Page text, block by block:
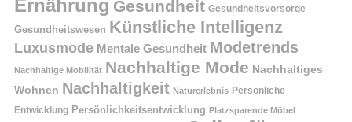
Ernährung Gesundheit Gesundheitsvorsorge
Gesundheitswesen Künstliche Intelligenz
Luxusmode Mentale Gesundheit Modetrends
Nachhaltige Mobilität Nachhaltige Mode Nachhaltiges
Wohnen Nachhaltigkeit Naturerlebnis Persönliche
Entwicklung Persönlichkeitsentwicklung Platzsparende Möbel